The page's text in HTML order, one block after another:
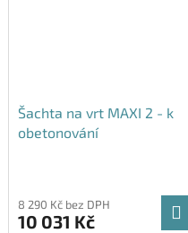
Šachta na vrt MAXI 2 - k
obetonování
8 290 Kč bez DPH
10 031 Kč